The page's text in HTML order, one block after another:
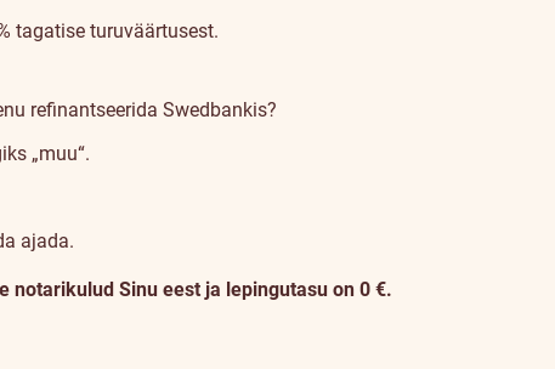
tagatise turuväärtusest.
refinantseerida Swedbankis?
„muu“.
ajada.
notarikulud Sinu eest ja lepingutasu on 0 €.